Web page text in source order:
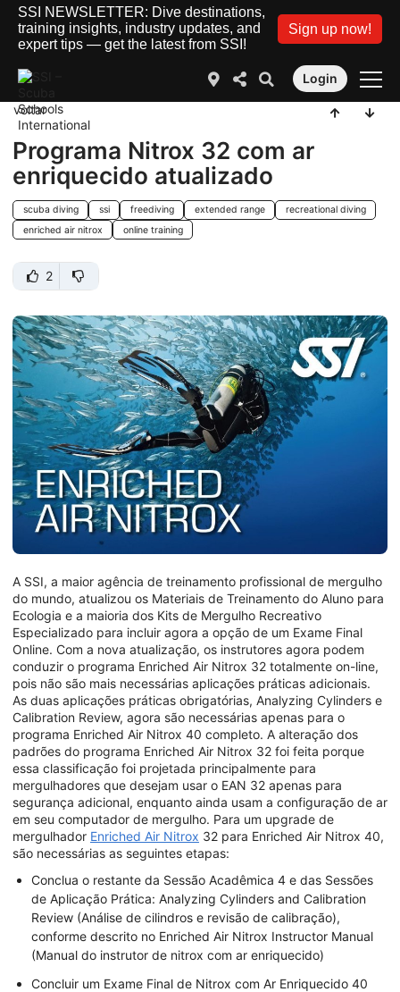
SSI NEWSLETTER: Dive destinations,
training insights, industry updates, and
expert tips — get the latest from SSI!
Sign up now!
Login
voltar
Programa Nitrox 32 com ar
enriquecido atualizado
scuba diving ssi freediving extended range
recreational diving
enriched air nitrox
online training
2
A SSI, a maior agência de treinamento profissional de mergulho
do mundo, atualizou os Materiais de Treinamento do Aluno para
Ecologia e a maioria dos Kits de Mergulho Recreativo
Especializado para incluir agora a opção de um Exame Final
Online. Com a nova atualização, os instrutores agora podem
conduzir o programa Enriched Air Nitrox 32 totalmente on-line,
pois não são mais necessárias aplicações práticas adicionais.
As duas aplicações práticas obrigatórias, Analyzing Cylinders e
Calibration Review, agora são necessárias apenas para o
programa Enriched Air Nitrox 40 completo. A alteração dos
padrões do programa Enriched Air Nitrox 32 foi feita porque
essa classificação foi projetada principalmente para
mergulhadores que desejam usar o EAN 32 apenas para
segurança adicional, enquanto ainda usam a configuração de ar
em seu computador de mergulho. Para um upgrade de
mergulhador Enriched Air Nitrox 32 para Enriched Air Nitrox 40,
são necessárias as seguintes etapas:
Conclua o restante da Sessão Acadêmica 4 e das Sessões
de Aplicação Prática: Analyzing Cylinders and Calibration
Review (Análise de cilindros e revisão de calibração),
conforme descrito no Enriched Air Nitrox Instructor Manual
(Manual do instrutor de nitrox com ar enriquecido)
Concluir um Exame Final de Nitrox com Ar Enriquecido 40